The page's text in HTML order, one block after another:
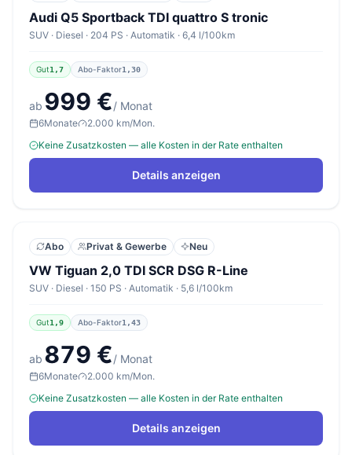
Audi Q5 Sportback TDI quattro S tronic
SUV · Diesel · 204 PS · Automatik · 6,4 l/100km
Gut1,7 Abo-Faktor1,30
ab 999 €/ Monat
6Monate
2.000 km/Mon.
Keine Zusatzkosten — alle Kosten in der Rate enthalten
Details anzeigen
Abo Privat & Gewerbe Neu
VW Tiguan 2,0 TDI SCR DSG R-Line
SUV · Diesel · 150 PS · Automatik · 5,6 l/100km
Gut1,9 Abo-Faktor1,43
ab 879 €/ Monat
6Monate
2.000 km/Mon.
Keine Zusatzkosten — alle Kosten in der Rate enthalten
Details anzeigen